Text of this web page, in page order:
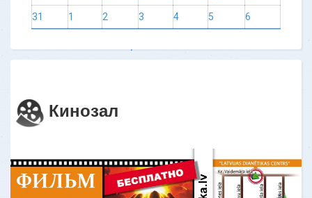
«белка в колесе». Я нечаянно
наткнулась на какой-то Оксфордский
Узнать больше
31 1 2 3 4 5 6
Кинозал